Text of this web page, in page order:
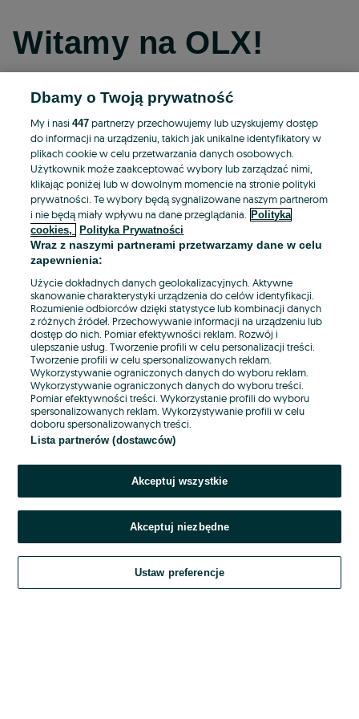
Witamy na OLX!
Kontynuuj przez Facebooka
Kontynuuj przez konto Apple
Kontynuuj przez konto Google
LUB
E-mail
Hasło
Nie pamiętasz hasła?
Zaloguj się
Kontynuując za pośrednictwem jednego z dostawców wskazanych powyżej,
Regulamin serwisu OLX.pl w jego aktualnym brzmieniu.
Dbamy o Twoją prywatność
My i nasi447 partnerzy przechowujemy lub uzyskujemy dostęp
do informacji na urządzeniu, takich jak unikalne identyfikatory w
plikach cookie w celu przetwarzania danych osobowych.
Użytkownik może zaakceptować wybory lub zarządzać nimi,
klikając poniżej lub w dowolnym momencie na stronie polityki
prywatności. Te wybory będą sygnalizowane naszym partnerom
i nie będą miały wpływu na dane przeglądania.
Polityka
cookies,
Polityka Prywatności
Wraz z naszymi partnerami przetwarzamy dane w celu
zapewnienia:
Użycie dokładnych danych geolokalizacyjnych. Aktywne
skanowanie charakterystyki urządzenia do celów identyfikacji.
Rozumienie odbiorców dzięki statystyce lub kombinacji danych
z różnych źródeł. Przechowywanie informacji na urządzeniu lub
dostęp do nich. Pomiar efektywności reklam. Rozwój i
ulepszanie usług. Tworzenie profili w celu personalizacji treści.
Tworzenie profili w celu spersonalizowanych reklam.
Wykorzystywanie ograniczonych danych do wyboru reklam.
Wykorzystywanie ograniczonych danych do wyboru treści.
Pomiar efektywności treści. Wykorzystanie profili do wyboru
spersonalizowanych reklam. Wykorzystywanie profili w celu
doboru spersonalizowanych treści.
Lista partnerów (dostawców)
Akceptuj wszystkie
Akceptuj niezbędne
Ustaw preferencje